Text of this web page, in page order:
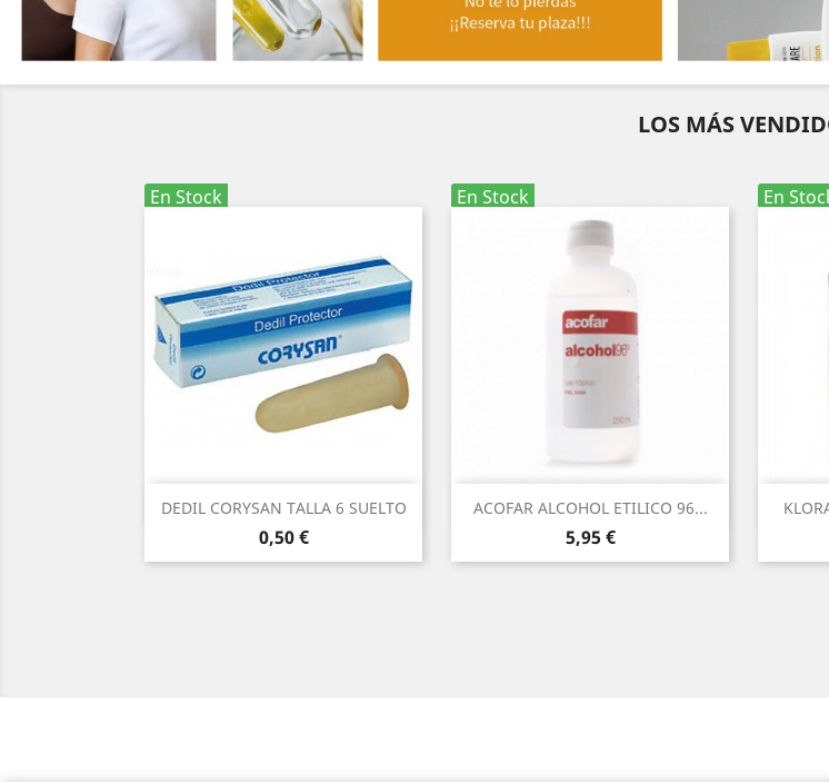
LOS MÁS
En Stock
DEDIL CORYSAN TALLA 6 SUELTO
Precio
0,50 €
Vista rápida
En Stock
ACOFAR ALCOHOL ETILICO 96...
Precio
5,95 €
 Vista rápida
En